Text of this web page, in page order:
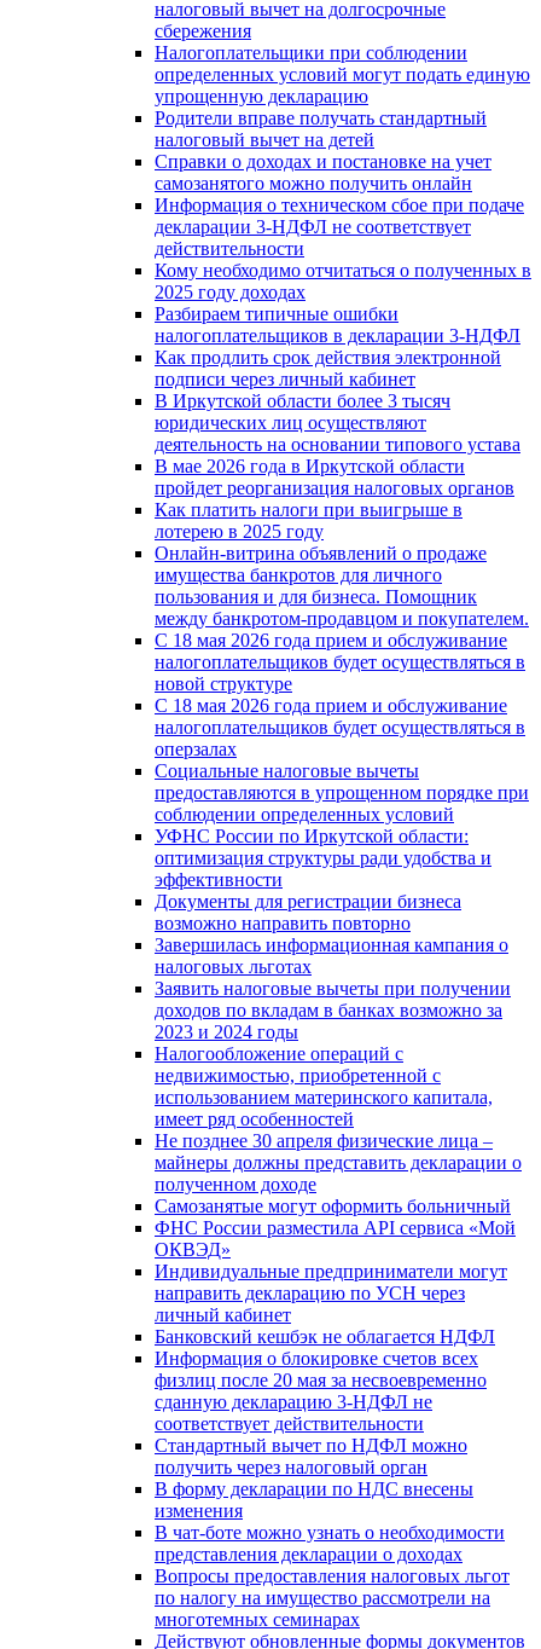
налоговый вычет на долгосрочные
сбережения
Налогоплательщики при соблюдении
определенных условий могут подать единую
упрощенную декларацию
Родители вправе получать стандартный
налоговый вычет на детей
Справки о доходах и постановке на учет
самозанятого можно получить онлайн
Информация о техническом сбое при подаче
декларации 3-НДФЛ не соответствует
действительности
Кому необходимо отчитаться о полученных в
2025 году доходах
Разбираем типичные ошибки
налогоплательщиков в декларации 3-НДФЛ
Как продлить срок действия электронной
подписи через личный кабинет
В Иркутской области более 3 тысяч
юридических лиц осуществляют
деятельность на основании типового устава
В мае 2026 года в Иркутской области
пройдет реорганизация налоговых органов
Как платить налоги при выигрыше в
лотерею в 2025 году
Онлайн-витрина объявлений о продаже
имущества банкротов для личного
пользования и для бизнеса. Помощник
между банкротом-продавцом и покупателем.
С 18 мая 2026 года прием и обслуживание
налогоплательщиков будет осуществляться в
новой стpyктype
С 18 мая 2026 года прием и обслуживание
налогоплательщиков будет осуществляться в
оперзалах
Социальные налоговые вычеты
предоставляются в упрощенном порядке при
соблюдении определенных условий
УФНС России по Иркутской области:
оптимизация структуры ради удобства и
эффективности
Документы для регистрации бизнеса
возможно направить повторно
Завершилась информационная кампания о
налоговых льготах
Заявить налоговые вычеты при получении
доходов по вкладам в банках возможно за
2023 и 2024 годы
Налогообложение операций с
недвижимостью, приобретенной с
использованием материнского капитала,
имеет ряд особенностей
Не позднее 30 апреля физические лица –
майнеры должны представить декларации о
полученном доходе
Самозанятые могут оформить больничный
ФНС России разместила API сервиса «Мой
ОКВЭД»
Индивидуальные предприниматели могут
направить декларацию по УСН через
личный кабинет
Банковский кешбэк не облагается НДФЛ
Информация о блокировке счетов всех
физлиц после 20 мая за несвоевременно
сданную декларацию 3-НДФЛ не
соответствует действительности
Стандартный вычет по НДФЛ можно
получить через налоговый орган
В форму декларации по НДС внесены
изменения
В чат-боте можно узнать о необходимости
представления декларации о доходах
Вопросы предоставления налоговых льгот
по налогу на имущество рассмотрели на
многотемных семинарах
Действуют обновленные формы документов